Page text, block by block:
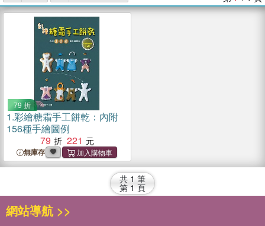
79 折
1.彩繪糖霜手工餅乾：內附
156種手繪圖例
79
221
無庫存
共 1 筆
第 1 頁
網站導航 >>